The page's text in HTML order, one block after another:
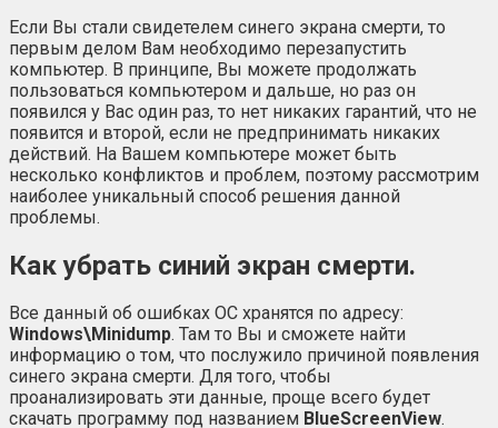
Если Вы стали свидетелем синего экрана смерти, то
первым делом Вам необходимо перезапустить
компьютер. В принципе, Вы можете продолжать
пользоваться компьютером и дальше, но раз он
появился у Вас один раз, то нет никаких гарантий, что не
появится и второй, если не предпринимать никаких
действий. На Вашем компьютере может быть
несколько конфликтов и проблем, поэтому рассмотрим
наиболее уникальный способ решения данной
проблемы.
Как убрать синий экран смерти.
Все данный об ошибках ОС хранятся по адресу:
Windows\Minidump. Там то Вы и сможете найти
информацию о том, что послужило причиной появления
синего экрана смерти. Для того, чтобы
проанализировать эти данные, проще всего будет
скачать программу под названием BlueScreenView.